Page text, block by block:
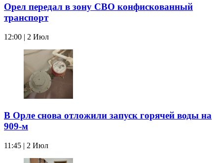
Орел передал в зону СВО конфискованный
транспорт
12:00 | 2 Июл
В Орле снова отложили запуск горячей воды на
909-м
11:45 | 2 Июл